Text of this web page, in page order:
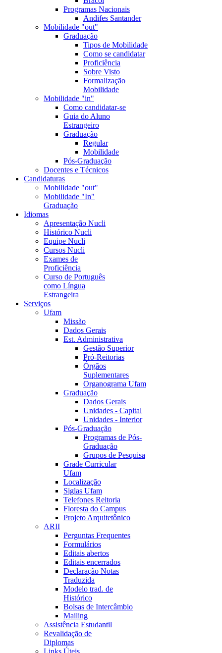
Programas Nacionais
Andifes Santander
Mobilidade "out"
Graduação
Tipos de Mobilidade
Como se candidatar
Proficiência
Sobre Visto
Formalização
Mobilidade
Mobilidade "in"
Como candidatar-se
Guia do Aluno
Estrangeiro
Graduação
Regular
Mobilidade
Pós-Graduação
Docentes e Técnicos
Candidaturas
Mobilidade "out"
Mobilidade "In"
Graduação
Idiomas
Apresentação Nucli
Histórico Nucli
Equipe Nucli
Cursos Nucli
Exames de
Proficiência
Curso de Português
como Língua
Estrangeira
Serviços
Ufam
Missão
Dados Gerais
Est. Administrativa
Gestão Superior
Pró-Reitorias
Órgãos
Suplementares
Organograma Ufam
Graduação
Dados Gerais
Unidades - Capital
Unidades - Interior
Pós-Graduação
Programas de Pós-
Graduação
Grupos de Pesquisa
Grade Curricular
Ufam
Localização
Siglas Ufam
Telefones Reitoria
Floresta do Campus
Projeto Arquitetônico
ARII
Perguntas Frequentes
Formulários
Editais abertos
Editais encerrados
Declaração Notas
Traduzida
Modelo trad. de
Histórico
Bolsas de Intercâmbio
Mailing
Assistência Estudantil
Revalidação de
Diplomas
Links Úteis